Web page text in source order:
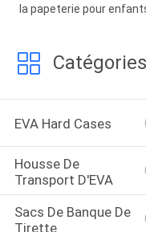
la papeterie pour
EVA Hard Cases
Housse De
Transport D'EVA
Sacs De Banque De
Tirette